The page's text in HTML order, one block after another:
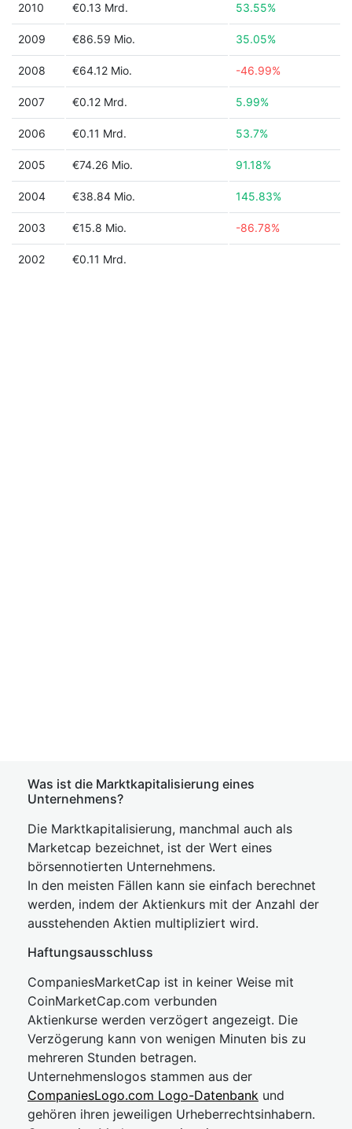
2010 €0.13 Mrd. 53.55%
2009 €86.59 Mio. 35.05%
2008 €64.12 Mio. -46.99%
2007 €0.12 Mrd. 5.99%
2006 €0.11 Mrd. 53.7%
2005 €74.26 Mio. 91.18%
2004 €38.84 Mio. 145.83%
2003 €15.8 Mio. -86.78%
2002 €0.11 Mrd.
Was ist die Marktkapitalisierung eines
Unternehmens?
Die Marktkapitalisierung, manchmal auch als
Marketcap bezeichnet, ist der Wert eines
börsennotierten Unternehmens.
In den meisten Fällen kann sie einfach berechnet
werden, indem der Aktienkurs mit der Anzahl der
ausstehenden Aktien multipliziert wird.
Haftungsausschluss
CompaniesMarketCap ist in keiner Weise mit
CoinMarketCap.com verbunden
Aktienkurse werden verzögert angezeigt. Die
Verzögerung kann von wenigen Minuten bis zu
mehreren Stunden betragen.
Unternehmenslogos stammen aus der
CompaniesLogo.com Logo-Datenbank und
gehören ihren jeweiligen Urheberrechtsinhabern.